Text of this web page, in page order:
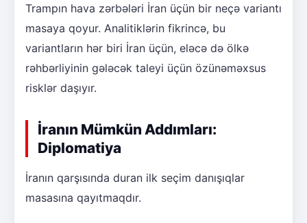
Trampın hava zərbələri İran üçün bir neçə variantı
masaya qoyur. Analitiklərin fikrincə, bu
variantların hər biri İran üçün, eləcə də ölkə
rəhbərliyinin gələcək taleyi üçün özünəməxsus
risklər daşıyır.
İranın Mümkün Addımları:
Diplomatiya
İranın qarşısında duran ilk seçim danışıqlar
masasına qayıtmaqdır.